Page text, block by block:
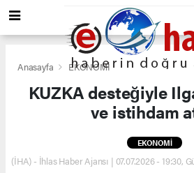
Anasayfa EKONOMİ
KUZKA desteğiyle
ve istihdam
EKONOMİ
(İHA) - İhlas Haber Ajansı | 07.07.2026 - 19:30,